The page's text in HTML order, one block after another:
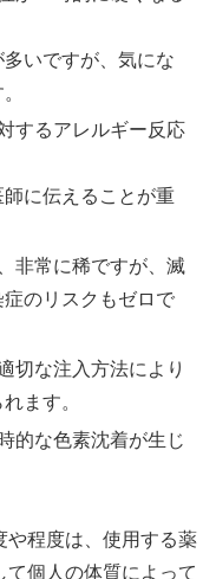
いですが、気にな
するアレルギー反応
に伝えることが重
非常に稀ですが、滅
のリスクもゼロで
切な注入方法により
ます。
的な色素沈着が生じ
や程度は、使用する薬
個人の体質によって